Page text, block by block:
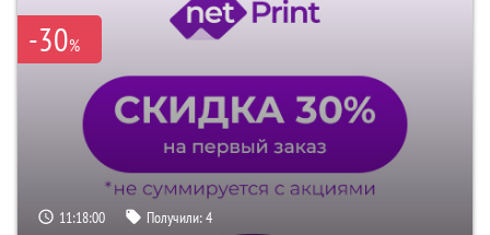
-30%
11:17:59 Получили:4